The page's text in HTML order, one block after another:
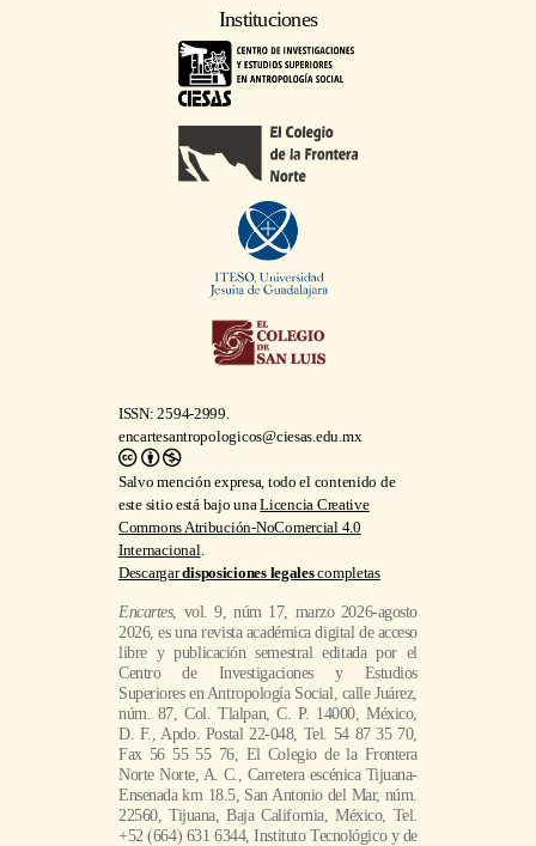
Instituciones
ISSN: 2594-2999.
encartesantropologicos@ciesas.edu.mx
Salvo mención expresa, todo el contenido de
este sitio está bajo unaLicencia Creative
Commons Atribución-NoComercial 4.0
Internacional
Descargardisposiciones legalescompletas
Encartes, vol. 9, núm 17, marzo 2026-agosto
2026, es una revista académica digital de acceso
libre y publicación semestral editada por el
Centro de Investigaciones y Estudios
Superiores en Antropología Social, calle Juárez,
núm. 87, Col. Tlalpan, C. P. 14000, México,
D. F., Apdo. Postal 22-048, Tel. 54 87 35 70,
Fax 56 55 55 76, El Colegio de la Frontera
Norte Norte, A. C., Carretera escénica Tijuana-
Ensenada km 18.5, San Antonio del Mar, núm.
22560, Tijuana, Baja California, México, Tel.
+52 (664) 631 6344, Instituto Tecnológico y de